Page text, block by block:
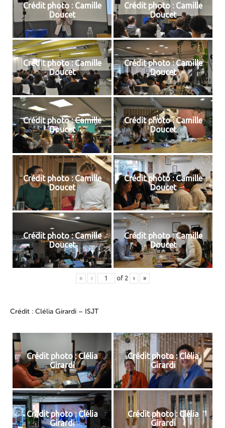
Crédit photo : Camille
Doucet
Crédit photo : Camille
Doucet
Crédit photo : Camille
Doucet
Crédit photo : Camille
Doucet
Crédit photo : Camille
Doucet
Crédit photo : Camille
Doucet
Crédit photo : Camille
Doucet
Crédit photo : Camille
Doucet
Crédit photo : Camille
Doucet
Crédit photo : Camille
Doucet
« ‹ of 2 › »
Crédit : Clélia Girardi – ISJT
Crédit photo : Clélia
Girardi
Crédit photo : Clélia
Girardi
Crédit photo : Clélia
Girardi
Crédit photo : Clélia
Girardi